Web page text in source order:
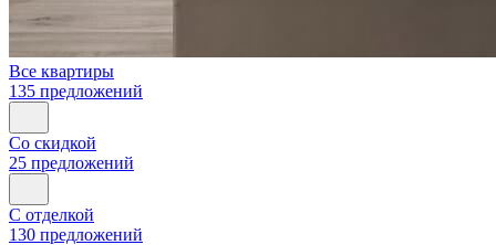
Все квартиры
135 предложений
Со скидкой
25 предложений
С отделкой
130 предложений